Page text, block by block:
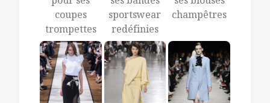
coupes
trompettes
sportswear
redéfinies
champêtres